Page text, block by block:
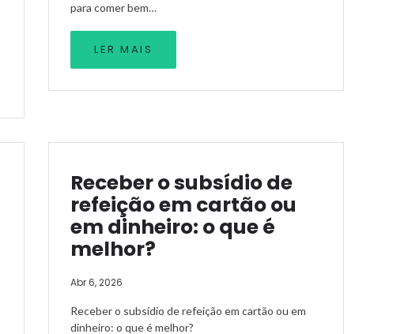
para comer bem…
LER MAIS
Receber o subsídio de
refeição em cartão ou
em dinheiro: o que é
melhor?
Abr 6, 2026
Receber o subsídio de refeição em cartão ou em
dinheiro: o que é melhor?